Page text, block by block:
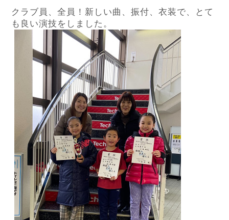
クラブ員、全員！新しい曲、振付、衣装で、とて
も良い演技をしました。